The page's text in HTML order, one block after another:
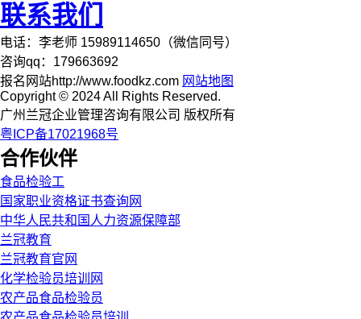
联系我们
电话：李老师 15989114650（微信同号）
咨询qq：179663692
报名网站http://www.foodkz.com 网站地图
Copyright © 2024 All Rights Reserved.
广州兰冠企业管理咨询有限公司 版权所有
粤ICP备17021968号
合作伙伴
食品检验工
国家职业资格证书查询网
中华人民共和国人力资源保障部
兰冠教育
兰冠教育官网
化学检验员培训网
农产品食品检验员